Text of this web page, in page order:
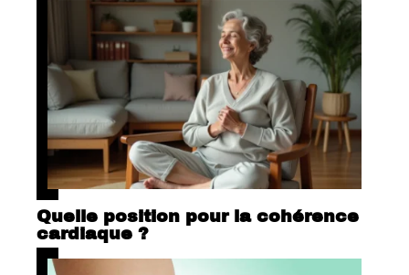
Quelle position pour la cohérence
cardiaque ?